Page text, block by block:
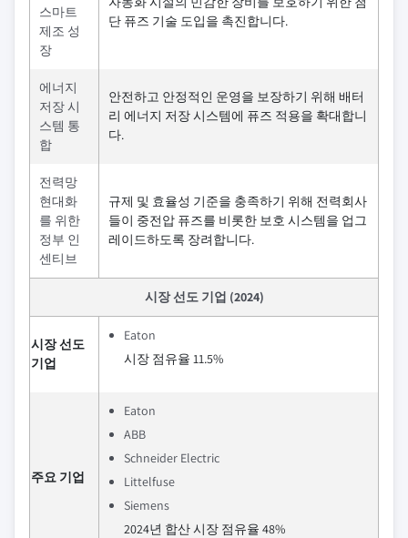
스마트
제조 성
장
단 퓨즈 기술 도입을 촉진합니다.
에너지
저장 시
스템 통
합
안전하고 안정적인 운영을 보장하기 위해 배터
리 에너지 저장 시스템에 퓨즈 적용을 확대합니
다.
전력망
현대화
를 위한
정부 인
센티브
규제 및 효율성 기준을 충족하기 위해 전력회사
들이 중전압 퓨즈를 비롯한 보호 시스템을 업그
레이드하도록 장려합니다.
시장 선도 기업 (2024)
시장 선도
기업
Eaton
시장 점유율 11.5%
주요 기업
Eaton
ABB
Schneider Electric
Littelfuse
Siemens
2024년 합산 시장 점유율 48%